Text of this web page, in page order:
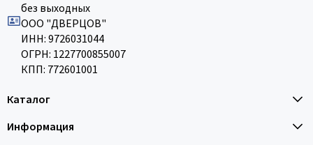
без выходных
ООО "ДВЕРЦОВ"
ИНН: 9726031044
ОГРН: 1227700855007
КПП: 772601001
Каталог
Информация